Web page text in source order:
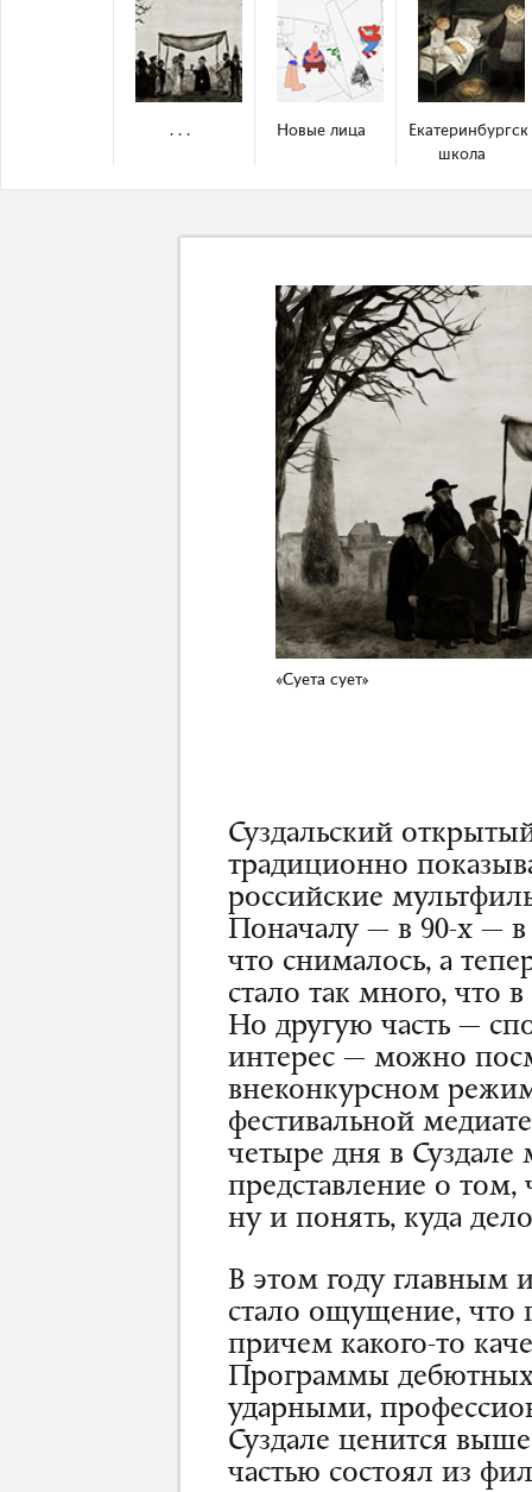
. . . Новые лица
школа
«Суета сует»
Суздальский
традиционно
российские
Поначалу — в 90-х — в
что снималось, а
стало так много, что
Но другую часть —
интерес — можно
внеконкурсном
фестивальной
четыре дня в
представление о
ну и понять, куда
В этом году главным
стало ощущение, что
причем какого-то
Программы
ударными,
Суздале ценится
частью состоял из